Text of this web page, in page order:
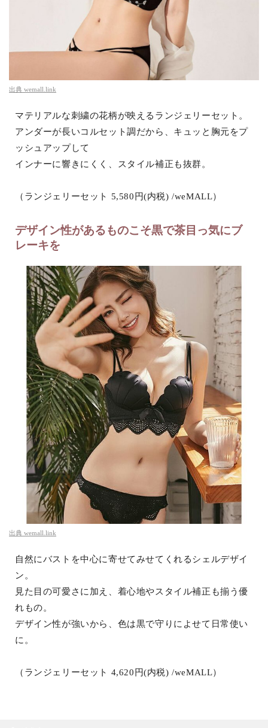
出典 wemall.link
マテリアルな刺繍の花柄が映えるランジェリーセット。
アンダーが長いコルセット調だから、キュッと胸元をプ
ッシュアップして
インナーに響きにくく、スタイル補正も抜群。
（ランジェリーセット 5,580円(内税) /weMALL）
デザイン性があるものこそ黒で茶目っ気にブ
レーキを
出典 wemall.link
自然にバストを中心に寄せてみせてくれるシェルデザイ
ン。
見た目の可愛さに加え、着心地やスタイル補正も揃う優
れもの。
デザイン性が強いから、色は黒で守りによせて日常使い
に。
（ランジェリーセット 4,620円(内税) /weMALL）